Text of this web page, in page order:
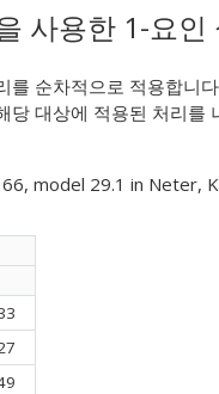
사용한 1-요인
를 순차적으로 적용합니
당 대상에 적용된 처리를
model 29.1 in Neter,